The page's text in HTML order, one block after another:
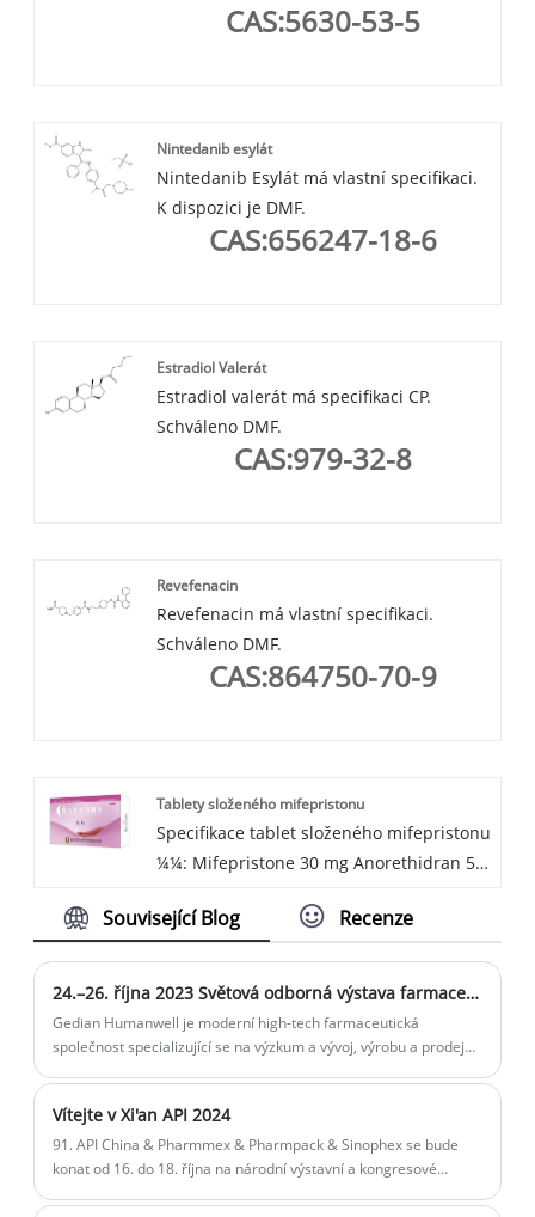
CAS:5630-53-5
Nintedanib esylát
Nintedanib Esylát má vlastní specifikaci.
K dispozici je DMF.
CAS:656247-18-6
Estradiol Valerát
Estradiol valerát má specifikaci CP.
Schváleno DMF.
CAS:979-32-8
Revefenacin
Revefenacin má vlastní specifikaci.
Schváleno DMF.
CAS:864750-70-9
Tablety složeného mifepristonu
Specifikace tablet složeného mifepristonu
¼¼: Mifepristone 30 mg Anorethidran 5
Indikace ¼¼¼: Potrat
Související Blog Recenze
24.–26. října 2023 Světová odborná výstava farmaceutického průmyslu CPHI ve Španělsku
Gedian Humanwell je moderní high-tech farmaceutická
společnost specializující se na výzkum a vývoj, výrobu a prodej
Vítejte v Xi'an API 2024
91. API China & Pharmmex & Pharmpack & Sinophex se bude
konat od 16. do 18. října na národní výstavní a kongresové